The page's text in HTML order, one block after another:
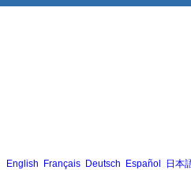
English Français Deutsch Español 日本